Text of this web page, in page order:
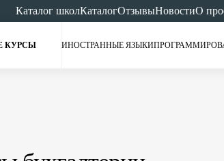
Каталог школКаталогОтзывыНовостиО
КУРСЫ ИНОСТРАННЫЕ ЯЗЫКИ